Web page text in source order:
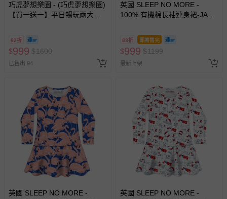
巧虎夢想樂園 - (巧虎夢想樂園)
【買一送一】平日暢玩兩大一
換，贈送券現場領取)-效期至
2026/10/16 正券逾期視同現金
券使用
62折
$999 $1600
已售出 94
英國 SLEEP NO MORE -
100% 有機棉長袖連身裙-JAWS
83折 即將售完
$999 $1199
最新上架
英國 SLEEP NO MORE -
英國 SLEEP NO MORE -